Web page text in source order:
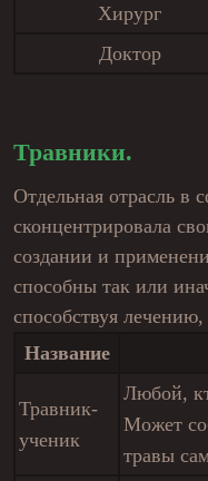
Хирург
Доктор
Травники.
Отдельная отрасль в
сконцентрировала
создании и
способны так или
способствуя
Название
Травник-
ученик
Любой,
Может
травы